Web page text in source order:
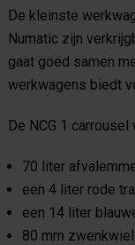
De kleinste
Numatic zijn
gaat goed samen
werkwagens biedt
De NCG 1
70 liter
een 4 liter rode
een 14 liter
80 mm